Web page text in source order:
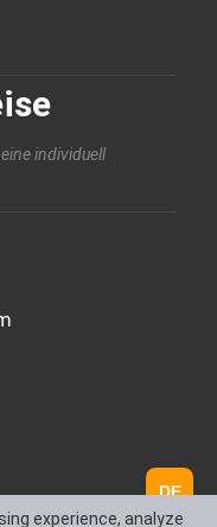
individuell
DE
experience, analyze